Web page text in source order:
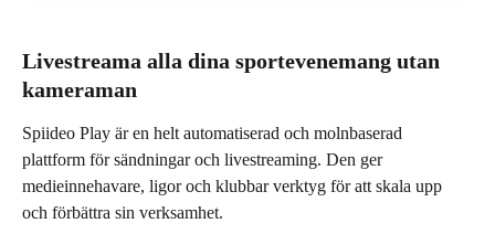
Livestreama alla dina sportevenemang utan
kameraman
Spiideo Play är en helt automatiserad och molnbaserad
plattform för sändningar och livestreaming. Den ger
medieinnehavare, ligor och klubbar verktyg för att skala upp
och förbättra sin verksamhet.